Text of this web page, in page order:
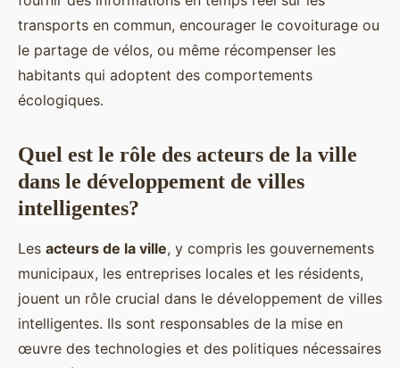
transports en commun, encourager le covoiturage ou
le partage de vélos, ou même récompenser les
habitants qui adoptent des comportements
écologiques.
Quel est le rôle des acteurs de la ville
dans le développement de villes
intelligentes?
Les acteurs de la ville, y compris les gouvernements
municipaux, les entreprises locales et les résidents,
jouent un rôle crucial dans le développement de villes
intelligentes. Ils sont responsables de la mise en
œuvre des technologies et des politiques nécessaires